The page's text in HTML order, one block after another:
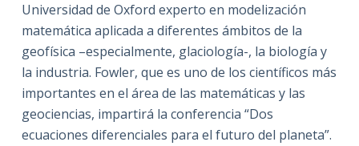
Universidad de Oxford experto en modelización
matemática aplicada a diferentes ámbitos de la
geofísica –especialmente, glaciología-, la biología y
la industria. Fowler, que es uno de los científicos más
importantes en el área de las matemáticas y las
geociencias, impartirá la conferencia “Dos
ecuaciones diferenciales para el futuro del planeta”.